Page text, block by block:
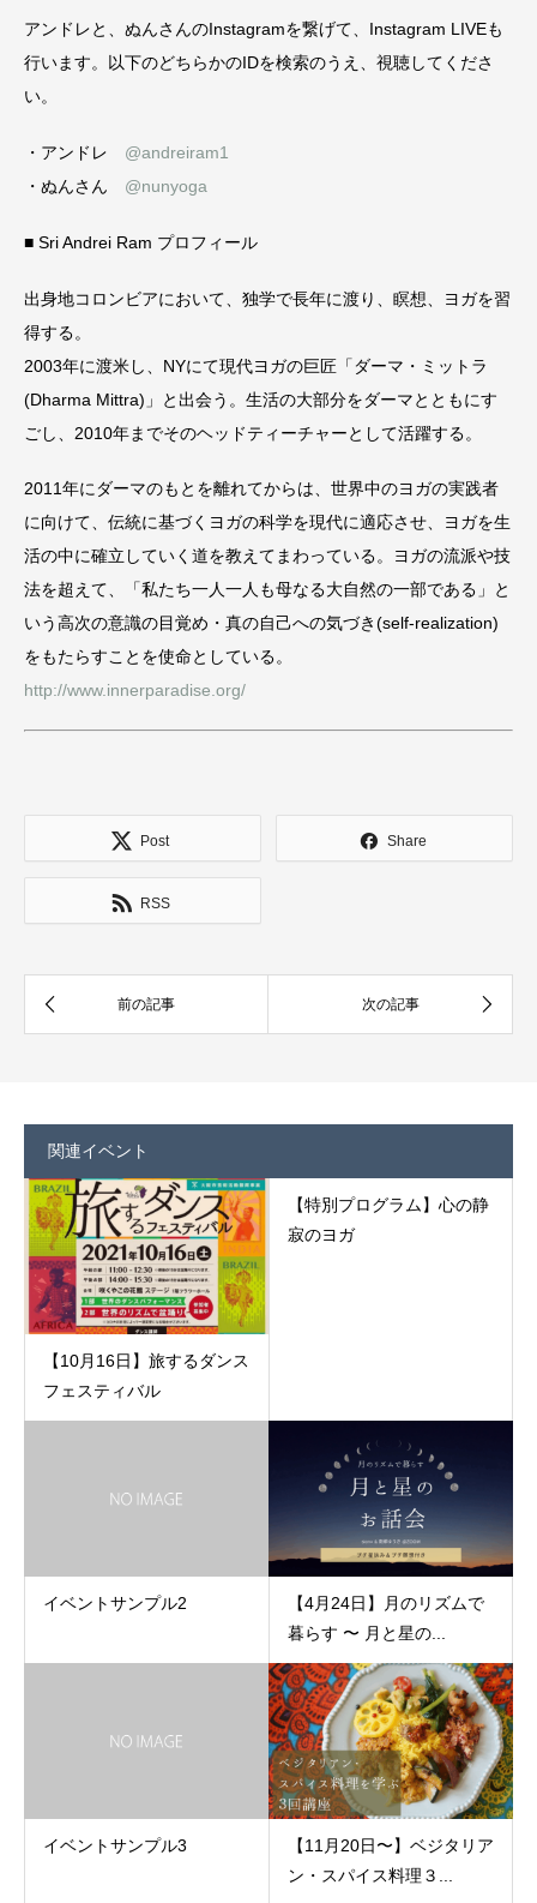
アンドレと、ぬんさんのInstagramを繋げて、Instagram LIVEも
行います。以下のどちらかのIDを検索のうえ、視聴してくださ
い。
・アンドレ @andreiram1
・ぬんさん @nunyoga
■ Sri Andrei Ram プロフィール
出身地コロンビアにおいて、独学で長年に渡り、瞑想、ヨガを習
得する。
2003年に渡米し、NYにて現代ヨガの巨匠「ダーマ・ミットラ
(Dharma Mittra)」と出会う。生活の大部分をダーマとともにす
ごし、2010年までそのヘッドティーチャーとして活躍する。
2011年にダーマのもとを離れてからは、世界中のヨガの実践者
に向けて、伝統に基づくヨガの科学を現代に適応させ、ヨガを生
活の中に確立していく道を教えてまわっている。ヨガの流派や技
法を超えて、「私たち一人一人も母なる大自然の一部である」と
いう高次の意識の目覚め・真の自己への気づき(self-realization)
をもたらすことを使命としている。
http://www.innerparadise.org/
Post Share
RSS
関連イベント
【10月16日】旅するダンス
フェスティバル
【特別プログラム】心の静
寂のヨガ
イベントサンプル2
【4月24日】月のリズムで
暮らす 〜 月と星の...
イベントサンプル3
【11月20日〜】ベジタリア
ン・スパイス料理３...